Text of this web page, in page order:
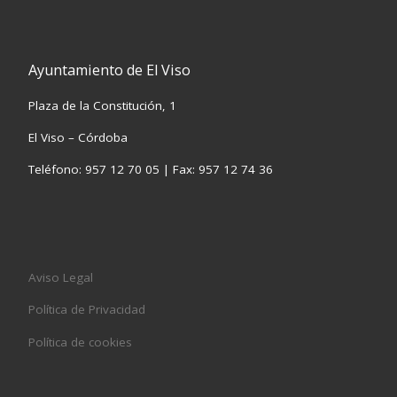
Ayuntamiento de El Viso
Plaza de la Constitución, 1
El Viso – Córdoba
Teléfono: 957 12 70 05 | Fax: 957 12 74 36
Aviso Legal
Política de Privacidad
Política de cookies